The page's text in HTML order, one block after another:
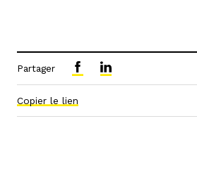
Partager
Copier le lien